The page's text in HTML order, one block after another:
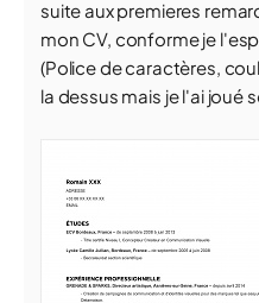
suite aux premieres
mon CV, conforme je
(Police de caractères,
la dessus mais je l'ai joué